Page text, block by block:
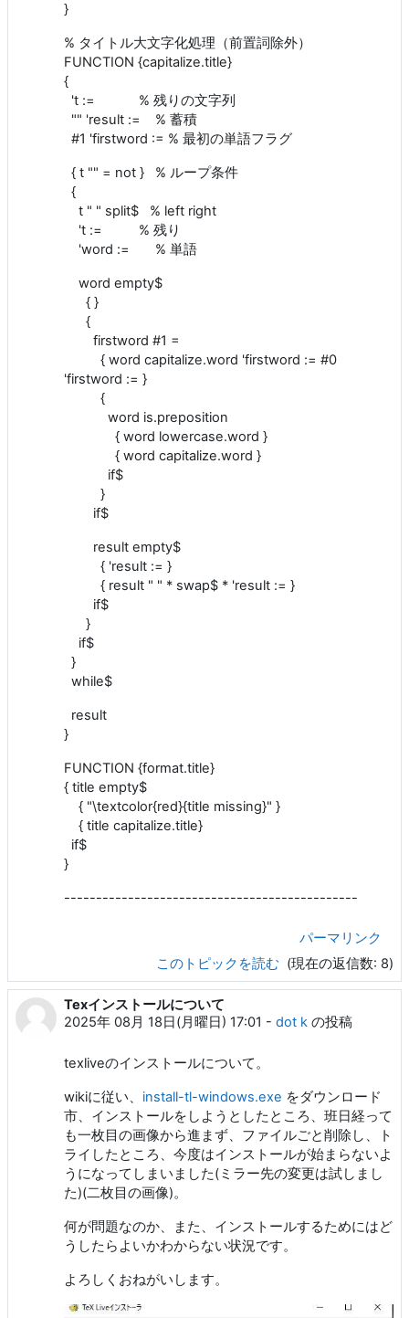
}
% タイトル大文字化処理（前置詞除外）
FUNCTION {capitalize.title}
{
't := % 残りの文字列
"" 'result := % 蓄積
#1 'firstword := % 最初の単語フラグ
{ t "" = not } % ループ条件
{
t " " split$ % left right
't := % 残り
'word := % 単語
word empty$
{ }
{
firstword #1 =
{ word capitalize.word 'firstword := #0
'firstword := }
{
word is.preposition
{ word lowercase.word }
{ word capitalize.word }
if$
}
if$
result empty$
{ 'result := }
{ result " " * swap$ * 'result := }
if$
}
if$
}
while$
result
}
FUNCTION {format.title}
{ title empty$
{ "\textcolor{red}{title missing}" }
{ title capitalize.title}
if$
}
----------------------------------------------
パーマリンク
このトピックを読む (現在の返信数: 8)
Texインストールについて
2025年 08月 18日(月曜日) 17:01 - dot k の投稿
texliveのインストールについて。
wikiに従い、 install-tl-windows.exe をダウンロード
市、インストールをしようとしたところ、班日経って
も一枚目の画像から進まず、ファイルごと削除し、ト
ライしたところ、今度はインストールが始まらないよ
うになってしまいました(ミラー先の変更は試しまし
た)(二枚目の画像)。
何が問題なのか、また、インストールするためにはど
うしたらよいかわからない状況です。
よろしくおねがいします。